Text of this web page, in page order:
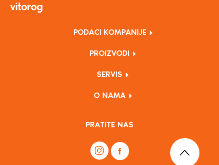
PODACI KOMPANIJE
PROIZVODI
SERVIS
O NAMA
PRATITE NAS